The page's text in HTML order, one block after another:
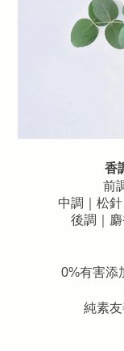
香
前
中調｜松
後調｜
0%有害添
純素